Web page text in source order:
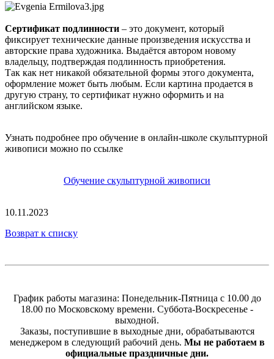
Сертификат подлинности – это документ, который
фиксирует технические данные произведения искусства и
авторские права художника. Выдаётся автором новому
владельцу, подтверждая подлинность приобретения.
Так как нет никакой обязательной формы этого документа,
оформление может быть любым. Если картина продается в
другую страну, то сертификат нужно оформить и на
английском языке.
Узнать подробнее про обучение в онлайн-школе скульптурной
живописи можно по ссылке
Обучение скульптурной живописи
10.11.2023
Возврат к списку
График работы магазина: Понедельник-Пятница с 10.00 до
18.00 по Московскому времени. Суббота-Воскресенье -
выходной.
Заказы, поступившие в выходные дни, обрабатываются
менеджером в следующий рабочий день. Мы не работаем в
официальные праздничные дни.